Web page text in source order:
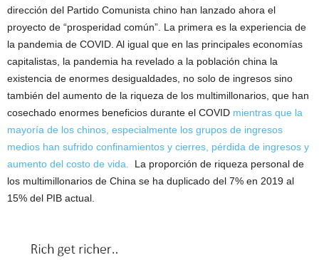
dirección del Partido Comunista chino han lanzado ahora el
proyecto de “prosperidad común”. La primera es la experiencia de
la pandemia de COVID. Al igual que en las principales economías
capitalistas, la pandemia ha revelado a la población china la
existencia de enormes desigualdades, no solo de ingresos sino
también del aumento de la riqueza de los multimillonarios, que han
cosechado enormes beneficios durante el COVID mientras que la
mayoría de los chinos, especialmente los grupos de ingresos
medios han sufrido confinamientos y cierres, pérdida de ingresos y
aumento del costo de vida.
La proporción de riqueza personal de
los multimillonarios de China se ha duplicado del 7% en 2019 al
15% del PIB actual.